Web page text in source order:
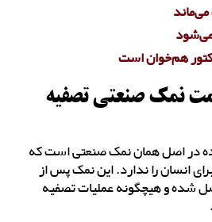
هم‌خوان است
نمک صنعتی تصفیه
در اصل همان نمک صنعتی است که
انسان را ندارد. این نمک پس از
و هیچگونه عملیات تصفیه